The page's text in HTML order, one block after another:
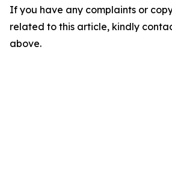
If you have any complaints or
related to this article, kindly
above.